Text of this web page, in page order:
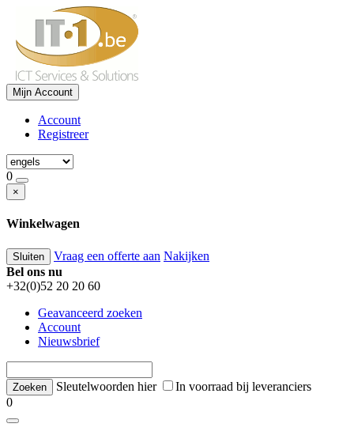
Mijn Account
Account
Registreer
0
×
Winkelwagen
Sluiten Vraag een offerte aan Nakijken
Bel ons nu
+32(0)52 20 20 60
Geavanceerd zoeken
Account
Nieuwsbrief
Sleutelwoorden hier
In voorraad bij leveranciers
0